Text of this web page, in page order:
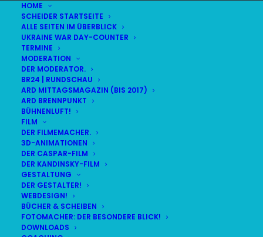
HOME
SCHEIDER STARTSEITE
ALLE SEITEN IM ÜBERBLICK
UKRAINE WAR DAY-COUNTER
TERMINE
MODERATION
DER MODERATOR.
BR24 | RUNDSCHAU
ARD MITTAGSMAGAZIN (BIS 2017)
ARD BRENNPUNKT
BÜHNENLUFT!
FILM
DER FILMEMACHER.
3D-ANIMATIONEN
DER CASPAR-FILM
DER KANDINSKY-FILM
GESTALTUNG
DER GESTALTER!
WEBDESIGN!
BÜCHER & SCHEIBEN
FOTOMACHER: DER BESONDERE BLICK!
DOWNLOADS
Constanze Lindner
DAS HIER HABE ICH GEFUNDEN: